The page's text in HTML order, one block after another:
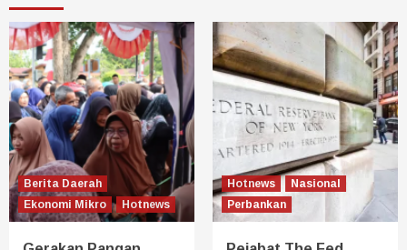
Berita Daerah
Ekonomi Mikro
Hotnews
Hotnews
Nasional
Perbankan